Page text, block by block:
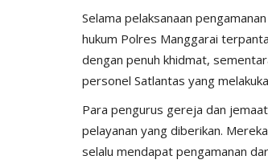
Selama pelaksanaan
hukum Polres Manggarai
dengan penuh khidmat,
personel Satlantas yang
Para pengurus gereja dan
pelayanan yang diberikan.
selalu mendapat pengamanan